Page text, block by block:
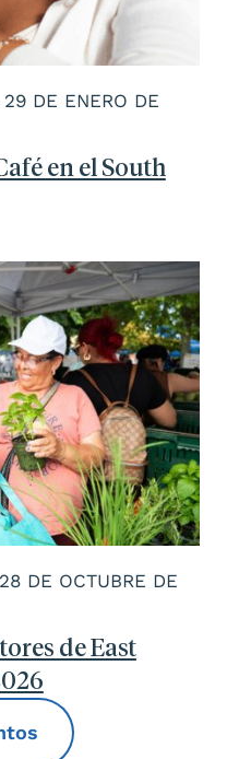
DE ENERO DE
en el South
DE OCTUBRE DE
de East